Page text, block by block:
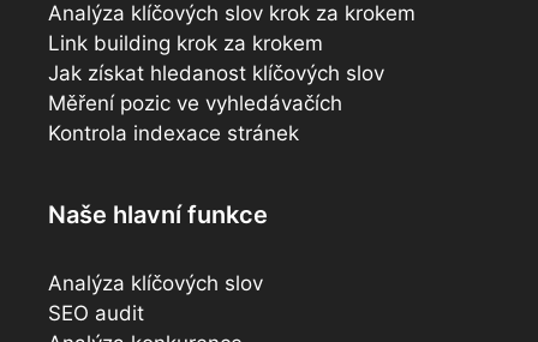
Analýza klíčových slov krok za krokem
Link building krok za krokem
Jak získat hledanost klíčových slov
Měření pozic ve vyhledávačích
Kontrola indexace stránek
Naše hlavní funkce
Analýza klíčových slov
SEO audit